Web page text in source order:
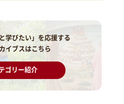
学びたい」を応援する
イブスはこちら
ゴリー紹介